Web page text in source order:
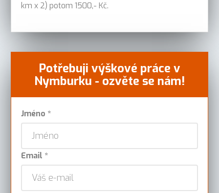
km x 2) potom 1500,- Kč.
Potřebuji výškové práce v
Nymburku - ozvěte se nám!
Jméno *
Email *